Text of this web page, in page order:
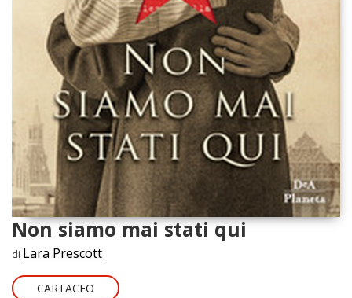
Non siamo mai stati qui
di Lara Prescott
CARTACEO